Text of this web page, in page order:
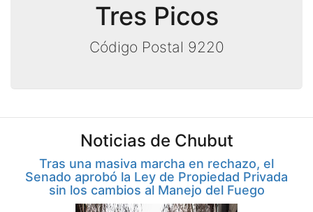
Tres Picos
Código Postal 9220
Noticias de Chubut
Tras una masiva marcha en rechazo, el
Senado aprobó la Ley de Propiedad Privada
sin los cambios al Manejo del Fuego